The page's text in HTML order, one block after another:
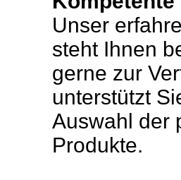
Unser
steht Ihnen
gerne zur
unterstützt
Auswahl der
Produkte.